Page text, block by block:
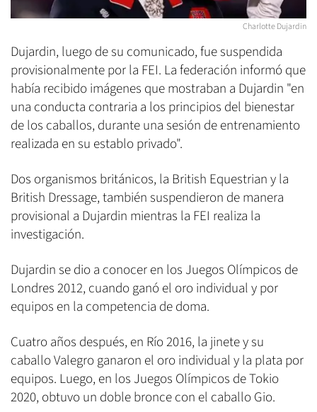
Charlotte Dujardin
Dujardin, luego de su comunicado, fue suspendida
provisionalmente por la FEI. La federación informó que
había recibido imágenes que mostraban a Dujardin "en
una conducta contraria a los principios del bienestar
de los caballos, durante una sesión de entrenamiento
realizada en su establo privado".
Dos organismos británicos, la British Equestrian y la
British Dressage, también suspendieron de manera
provisional a Dujardin mientras la FEI realiza la
investigación.
Dujardin se dio a conocer en los Juegos Olímpicos de
Londres 2012, cuando ganó el oro individual y por
equipos en la competencia de doma.
Cuatro años después, en Río 2016, la jinete y su
caballo Valegro ganaron el oro individual y la plata por
equipos. Luego, en los Juegos Olímpicos de Tokio
2020, obtuvo un doble bronce con el caballo Gio.